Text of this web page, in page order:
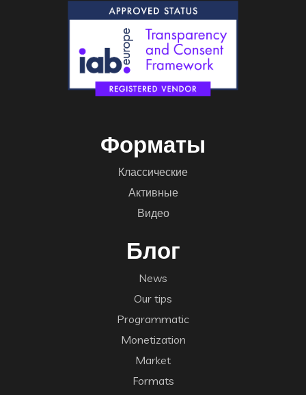
Форматы
Классические
Активные
Видео
Блог
News
Our tips
Programmatic
Monetization
Market
Formats